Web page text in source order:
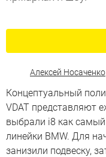
Алексей Носаченко
Концептуальный
VDAT представляют
выбрали i8 как
линейки BMW. Для
занизили подвеску,